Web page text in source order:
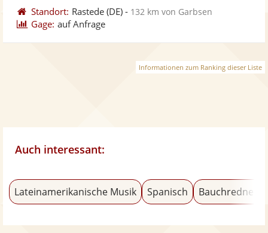
Standort: Rastede (DE) - 132 km von Garbsen
Gage: auf Anfrage
Informationen zum Ranking dieser Liste
Auch interessant:
Lateinamerikanische Musik Spanisch Bauchredner